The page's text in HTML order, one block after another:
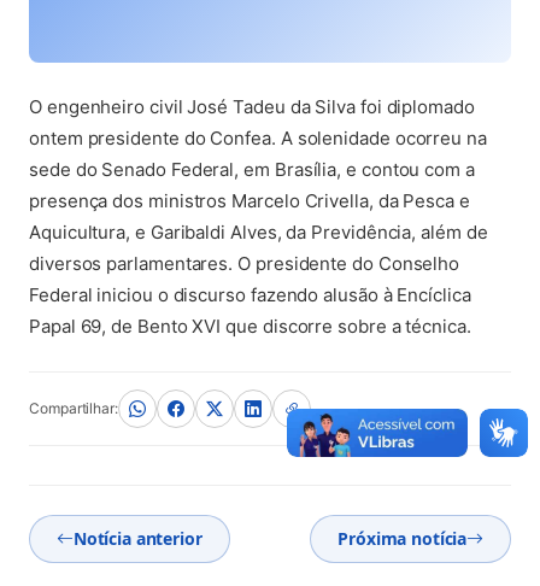
O engenheiro civil José Tadeu da Silva foi diplomado
ontem presidente do Confea. A solenidade ocorreu na
sede do Senado Federal, em Brasília, e contou com a
presença dos ministros Marcelo Crivella, da Pesca e
Aquicultura, e Garibaldi Alves, da Previdência, além de
diversos parlamentares. O presidente do Conselho
Federal iniciou o discurso fazendo alusão à Encíclica
Papal 69, de Bento XVI que discorre sobre a técnica.
Compartilhar:
Notícia anterior Próxima notícia